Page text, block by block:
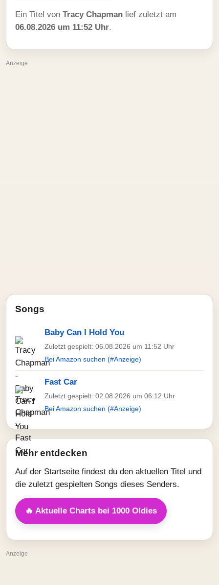
Ein Titel von Tracy Chapman lief zuletzt am
06.08.2026 um 11:52 Uhr.
Anzeige
Songs
Baby Can I Hold You
Zuletzt gespielt: 06.08.2026 um 11:52 Uhr
Bei Amazon suchen (#Anzeige)
Fast Car
Zuletzt gespielt: 02.08.2026 um 06:12 Uhr
Bei Amazon suchen (#Anzeige)
Mehr entdecken
Auf der Startseite findest du den aktuellen Titel und
die zuletzt gespielten Songs dieses Senders.
🔥 Aktuelle Charts bei 1000 Oldies
Anzeige